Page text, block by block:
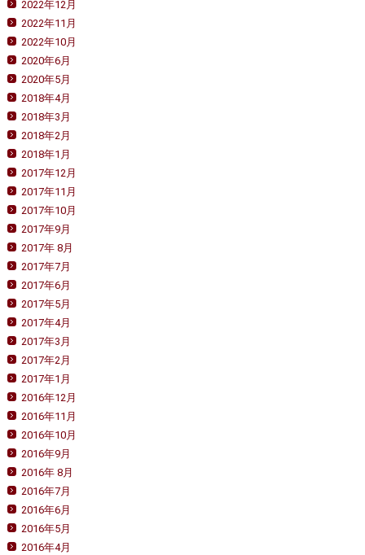
2022年12月
2022年11月
2022年10月
2020年6月
2020年5月
2018年4月
2018年3月
2018年2月
2018年1月
2017年12月
2017年11月
2017年10月
2017年9月
2017年 8月
2017年7月
2017年6月
2017年5月
2017年4月
2017年3月
2017年2月
2017年1月
2016年12月
2016年11月
2016年10月
2016年9月
2016年 8月
2016年7月
2016年6月
2016年5月
2016年4月